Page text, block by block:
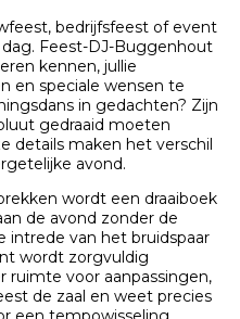
bedrijfsfeest of event
Feest-DJ-Buggenhout
kennen, jullie
en speciale wensen te
in gedachten? Zijn
gedraaid moeten
details maken het verschil
avond.
wordt een draaiboek
de avond zonder de
intrede van het bruidspaar
wordt zorgvuldig
ruimte voor aanpassingen,
de zaal en weet precies